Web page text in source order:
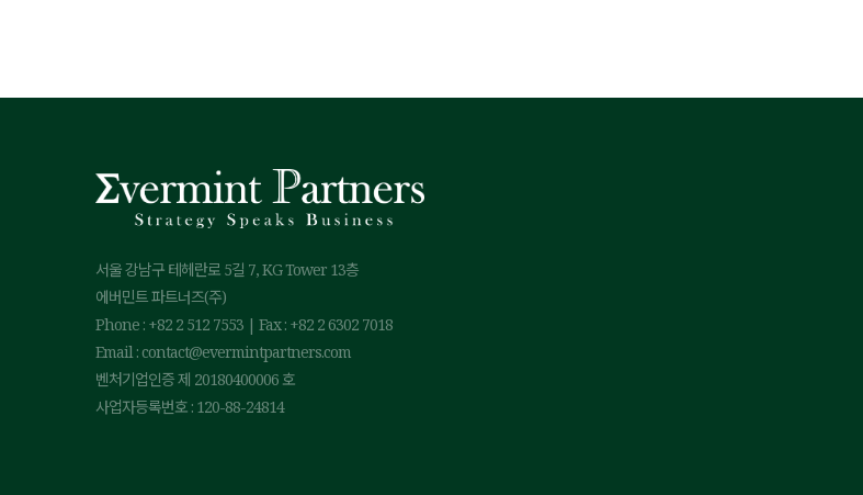
서울 강남구 테헤란로 5길 7, KG Tower 13층
에버민트 파트너즈(주)
Phone : +82 2 512 7553 | Fax : +82 2 6302 7018
Email : contact@evermintpartners.com
벤처기업인증 제 20180400006 호
사업자등록번호 : 120-88-24814